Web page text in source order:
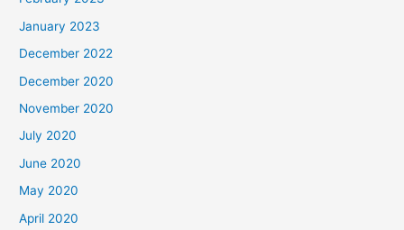
January 2023
December 2022
December 2020
November 2020
July 2020
June 2020
May 2020
April 2020